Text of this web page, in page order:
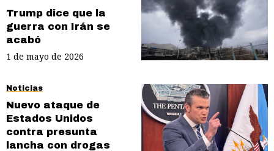
Trump dice que la
guerra con Irán se
acabó
1 de mayo de 2026
Noticias
Nuevo ataque de
Estados Unidos
contra presunta
lancha con drogas